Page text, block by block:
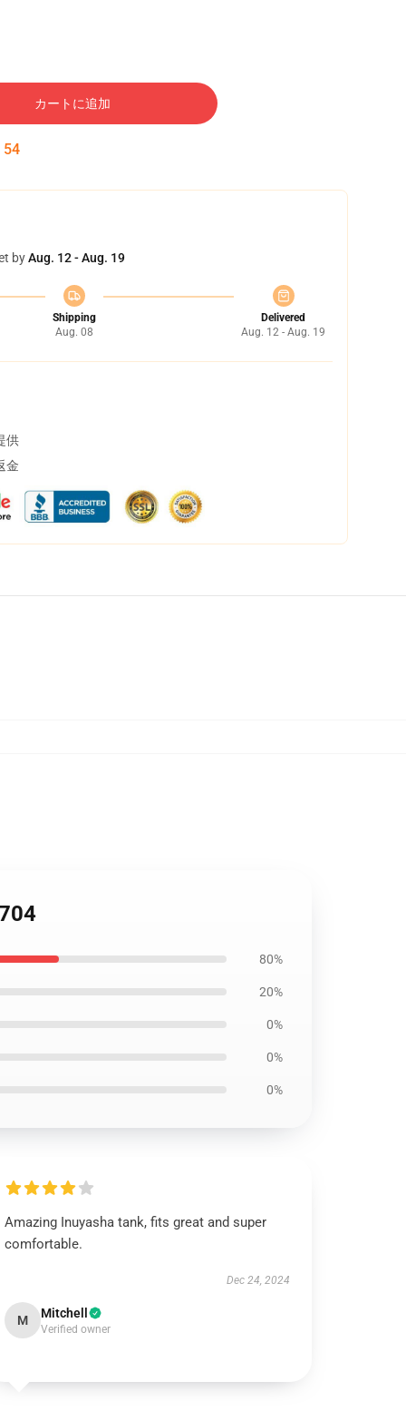
カートに追加
53
byAug. 12 - Aug. 19
Shipping
Aug. 08
Delivered
Aug. 12 - Aug. 19
供
金
80%
20%
0%
0%
0%
Amazing Inuyasha tank, fits great and super
comfortable.
Dec 24, 2024
M Mitchell
Verified owner